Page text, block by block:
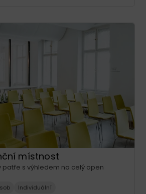
místnost
patře s výhledem na celý open
Individuální